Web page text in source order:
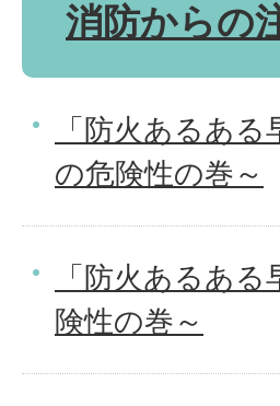
消防からの
「防火あるあ
の危険性の巻～
「防火あるあ
険性の巻～